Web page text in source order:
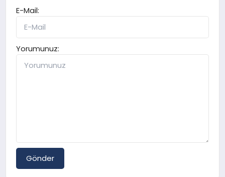
E-Mail:
Yorumunuz:
Gönder